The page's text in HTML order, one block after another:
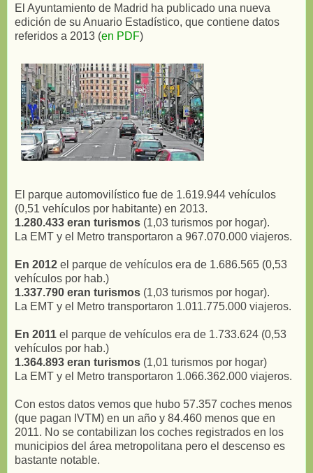
El Ayuntamiento de Madrid ha publicado una nueva
edición de su Anuario Estadístico, que contiene datos
referidos a 2013 (en PDF)
El parque automovilístico fue de 1.619.944 vehículos
(0,51 vehículos por habitante) en 2013.
1.280.433 eran turismos (1,03 turismos por hogar).
La EMT y el Metro transportaron a 967.070.000 viajeros.
En 2012 el parque de vehículos era de 1.686.565 (0,53
vehículos por hab.)
1.337.790 eran turismos (1,03 turismos por hogar).
La EMT y el Metro transportaron 1.011.775.000 viajeros.
En 2011 el parque de vehículos era de 1.733.624 (0,53
vehículos por hab.)
1.364.893 eran turismos (1,01 turismos por hogar)
La EMT y el Metro transportaron 1.066.362.000 viajeros.
Con estos datos vemos que hubo 57.357 coches menos
(que pagan IVTM) en un año y 84.460 menos que en
2011. No se contabilizan los coches registrados en los
municipios del área metropolitana pero el descenso es
bastante notable.